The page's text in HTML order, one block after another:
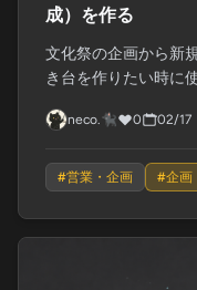
成）を作る
文化祭の企画から新
き台を作りたい時に
neco.🐈‍⬛ 0 02/17
#営業・企画 #企画